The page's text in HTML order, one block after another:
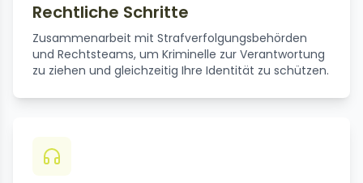
Rechtliche Schritte
Zusammenarbeit mit Strafverfolgungsbehörden
und Rechtsteams, um Kriminelle zur Verantwortung
zu ziehen und gleichzeitig Ihre Identität zu schützen.